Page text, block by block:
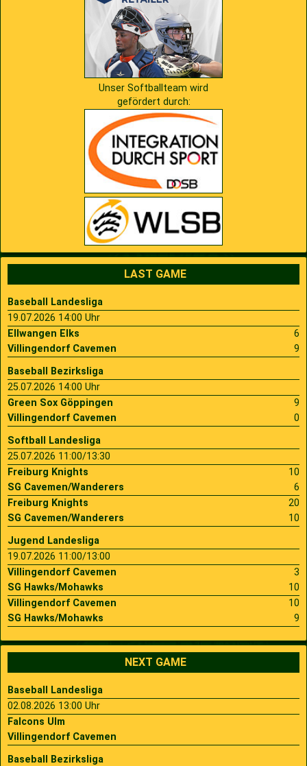
Unser Softballteam wird
gefördert durch:
LAST GAME
Baseball Landesliga
19.07.2026 14:00 Uhr
Ellwangen Elks
6
Villingendorf Cavemen
9
Baseball Bezirksliga
25.07.2026 14:00 Uhr
Green Sox Göppingen
9
Villingendorf Cavemen
0
Softball Landesliga
25.07.2026 11:00/13:30
Freiburg Knights
10
SG Cavemen/Wanderers
6
Freiburg Knights
20
SG Cavemen/Wanderers
10
Jugend Landesliga
19.07.2026 11:00/13:00
Villingendorf Cavemen
3
SG Hawks/Mohawks
10
Villingendorf Cavemen
10
SG Hawks/Mohawks
9
NEXT GAME
Baseball Landesliga
02.08.2026 13:00 Uhr
Falcons Ulm
Villingendorf Cavemen
Baseball Bezirksliga